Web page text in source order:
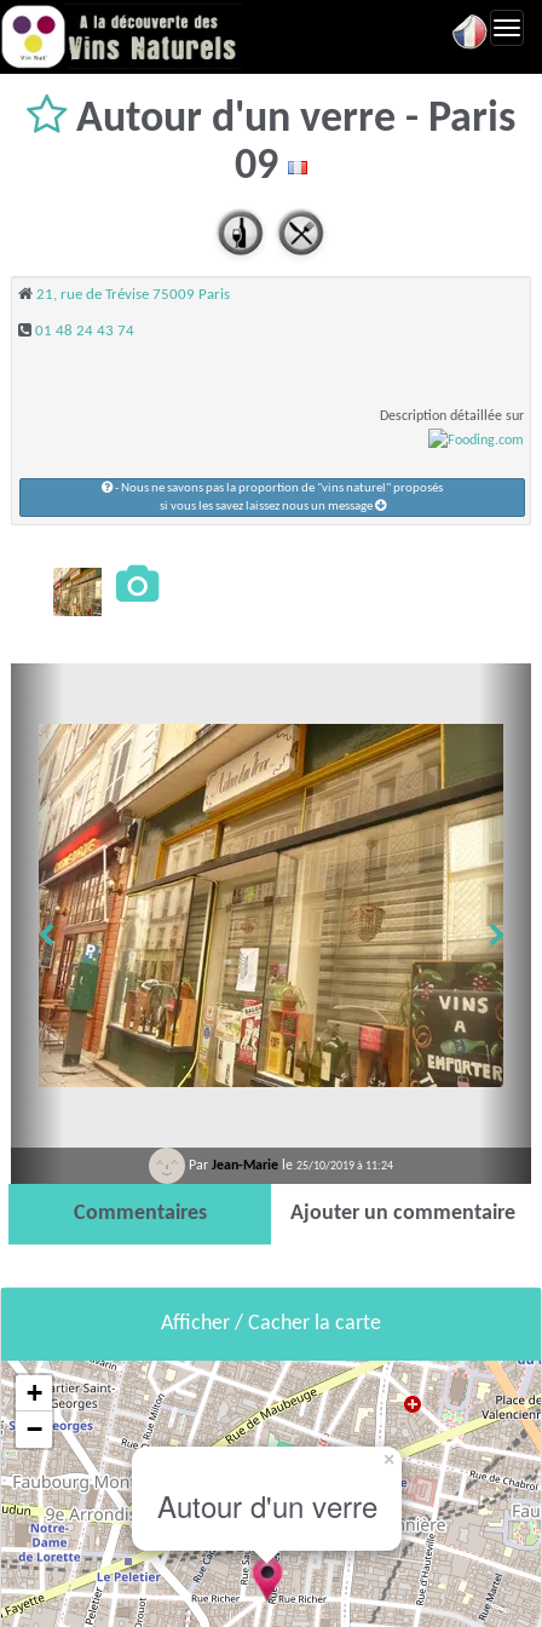
Autour d'un verre - Paris
09
21, rue de Trévise 75009 Paris
01 48 24 43 74
Description détaillée sur
- Nous ne savons pas la proportion de "vins naturel" proposés
si vous les savez laissez nous un message
Par Jean-Marie le 25/10/2019 à 11:24
Commentaires Ajouter un commentaire
Afficher / Cacher la carte
Autour d'un verre
×
+
−